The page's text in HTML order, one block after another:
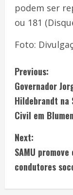
podem ser
ou 181
Foto:
Previous:
Governador
Hildebrandt na
Civil em
Next:
SAMU
condutores